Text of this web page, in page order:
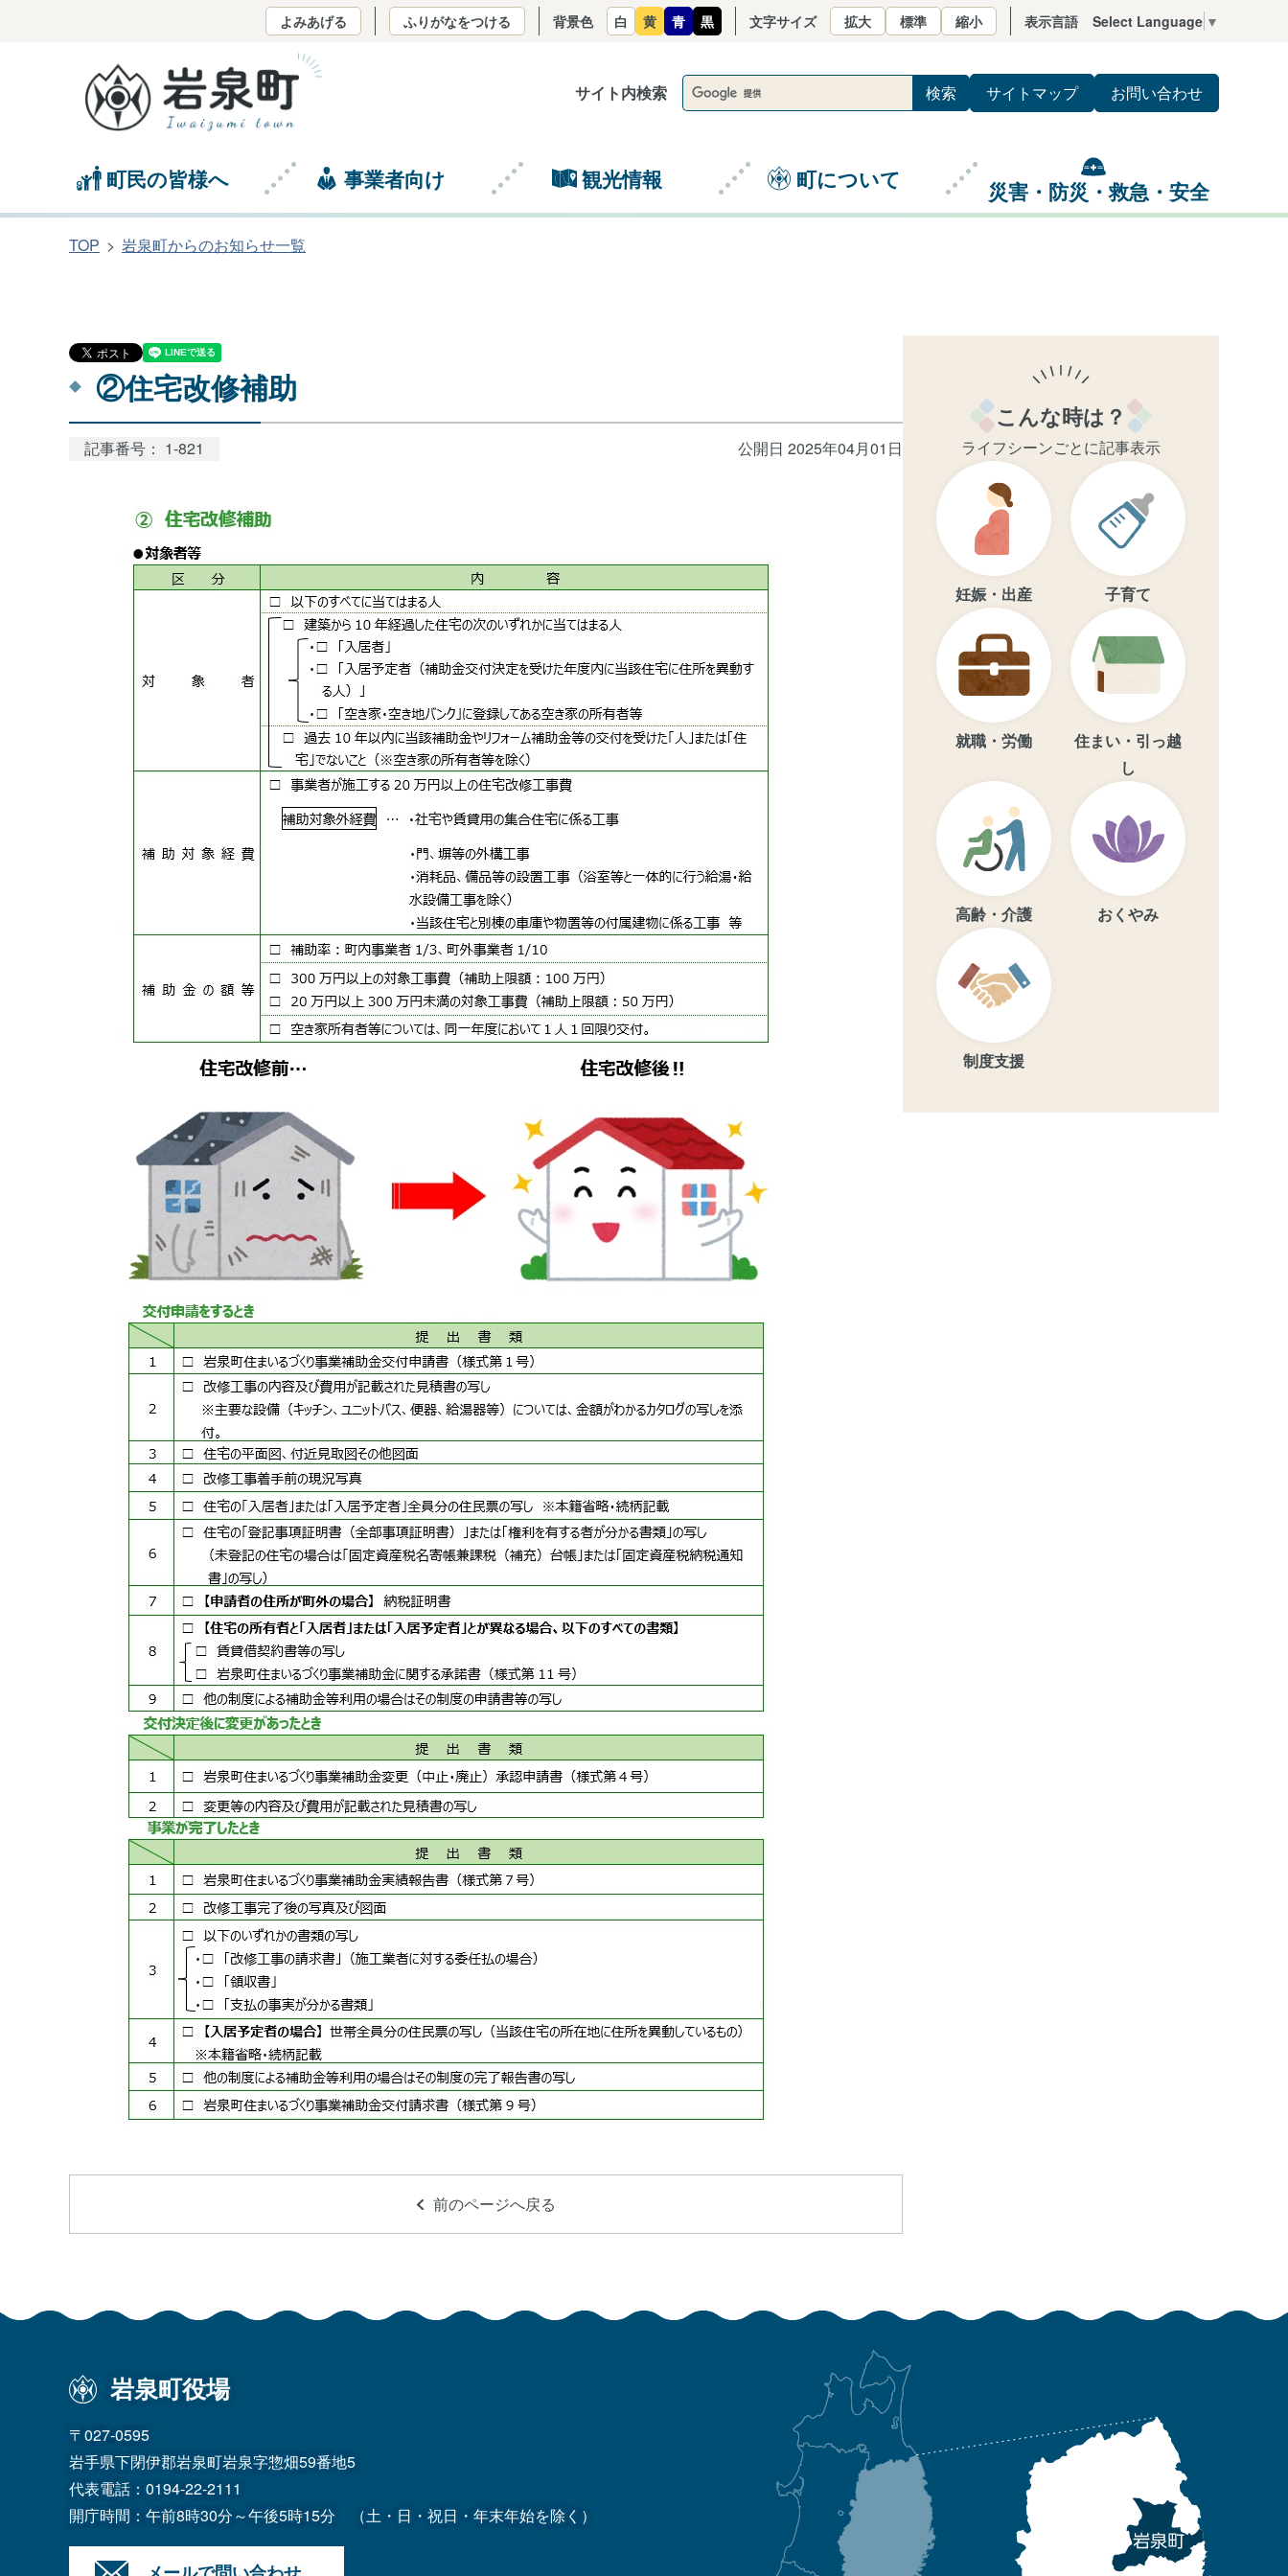
サイト内検索 サイトマップ お問い合わせ
町民の皆様へ 事業者向け 観光情報 町について 災害・防災・救急・安全
よみあげる ふりがなをつける 背景色 白 黄 青 黒 文字サイズ 拡大 標準 縮小 表示言語 Select Language ▼
TOP 岩泉町からのお知らせ一覧
②住宅改修補助
記事番号： 1-821 公開日 2025年04月01日
前のページへ戻る
こんな時は？
ライフシーンごとに記事表示
妊娠・出産 子育て
就職・労働
住まい・引っ越
し
高齢・介護 おくやみ
制度支援
岩泉町役場
〒027-0595
岩手県下閉伊郡岩泉町岩泉字惣畑59番地5
代表電話： 0194-22-2111
開庁時間：午前8時30分～午後5時15分
（土・日・祝日・年末年始を除く）